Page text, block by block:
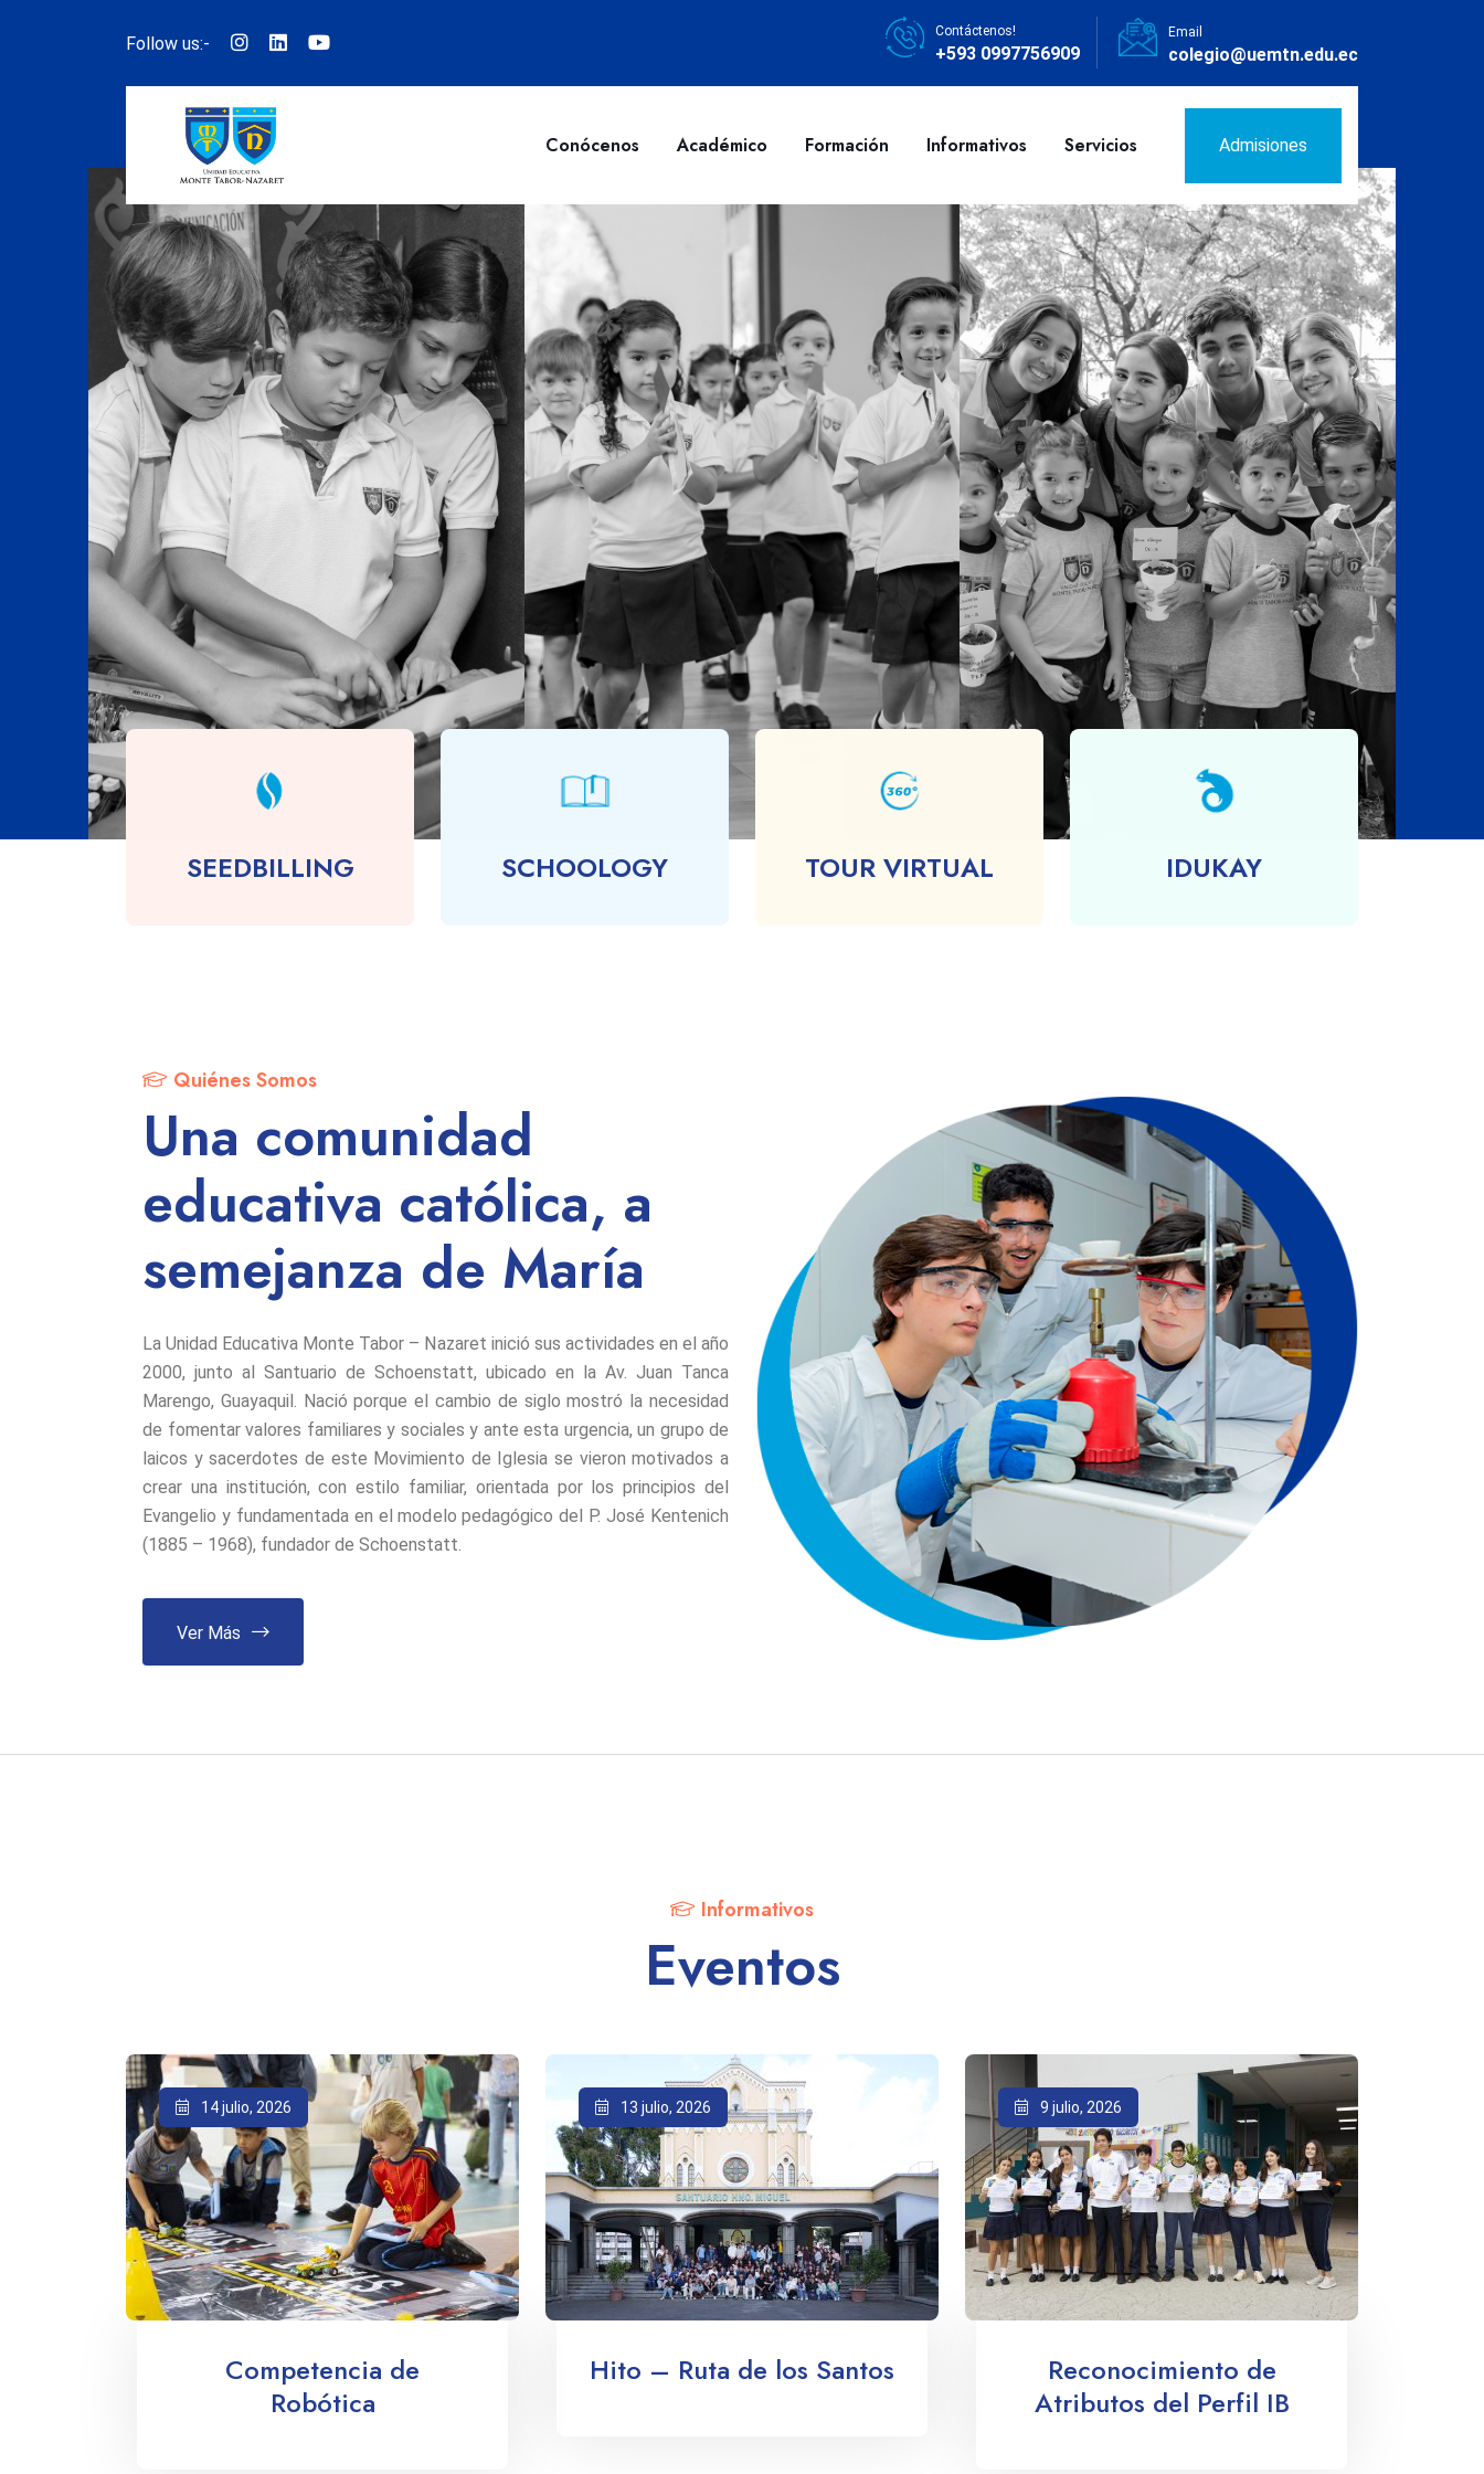
Follow us:-
Contáctenos!
+593 0997756909
Email
colegio@uemtn.edu.ec
Conócenos Académico Formación Informativos Servicios Admisiones
01 01
SEEDBILLING SCHOOLOGY TOUR VIRTUAL IDUKAY
Quiénes Somos
Una comunidad
educativa católica, a
semejanza de María
La Unidad Educativa Monte Tabor – Nazaret inició sus actividades en el año
2000, junto al Santuario de Schoenstatt, ubicado en la Av. Juan Tanca
Marengo, Guayaquil. Nació porque el cambio de siglo mostró la necesidad
de fomentar valores familiares y sociales y ante esta urgencia, un grupo de
laicos y sacerdotes de este Movimiento de Iglesia se vieron motivados a
crear una institución, con estilo familiar, orientada por los principios del
Evangelio y fundamentada en el modelo pedagógico del P. José Kentenich
(1885 – 1968), fundador de Schoenstatt.
Ver Más
Informativos
Eventos
14 julio, 2026
Competencia de
Robótica
13 julio, 2026
Hito – Ruta de los Santos
9 julio, 2026
Reconocimiento de
Atributos del Perfil IB